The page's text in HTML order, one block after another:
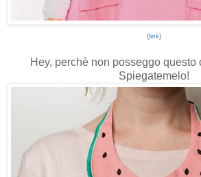
(link)
Hey, perchè non posseggo questo
Spiegatemelo!